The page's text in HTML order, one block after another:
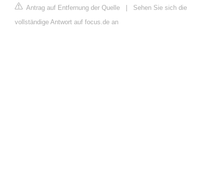
Antrag auf Entfernung der Quelle
Sehen Sie sich die
vollständige Antwort auf focus.de an